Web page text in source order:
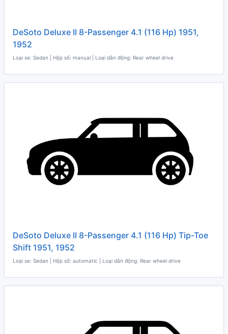
DeSoto Deluxe II 8-Passenger 4.1 (116 Hp) 1951,
1952
Loại xe: Sedan | Hộp số: manual | Loại dẫn động: Rear wheel drive
DeSoto Deluxe II 8-Passenger 4.1 (116 Hp) Tip-Toe
Shift 1951, 1952
Loại xe: Sedan | Hộp số: automatic | Loại dẫn động: Rear wheel drive